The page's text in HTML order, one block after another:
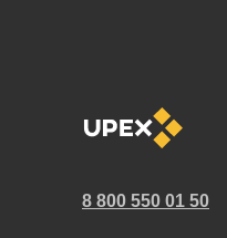
8 800 550 01 50